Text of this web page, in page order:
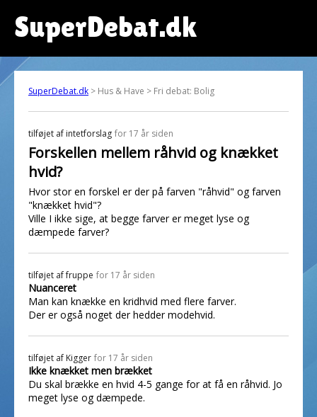
SuperDebat.dk
SuperDebat.dk > Hus & Have > Fri debat: Bolig
tilføjet af intetforslag for 17 år siden
Forskellen mellem råhvid og knækket
hvid?
Hvor stor en forskel er der på farven "råhvid" og farven
"knækket hvid"?
Ville I ikke sige, at begge farver er meget lyse og
dæmpede farver?
tilføjet affruppe for 17 år siden
Nuanceret
Man kan knække en kridhvid med flere farver.
Der er også noget der hedder modehvid.
tilføjet af Kigger for 17 år siden
Ikke knækket men brækket
Du skal brække en hvid 4-5 gange for at få en råhvid. Jo
meget lyse og dæmpede.